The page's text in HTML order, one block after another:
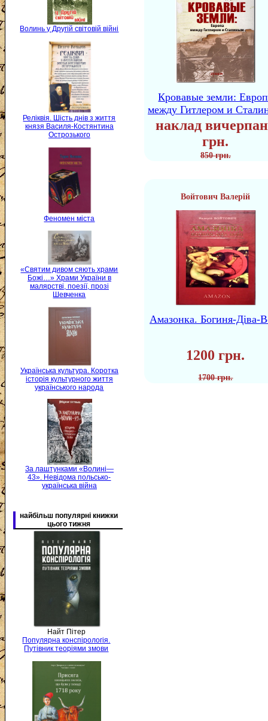
Волинь у Другій світовій війні
Реліквія. Шість днів з життя
князя Василя-Костянтина
Острозького
Феномен міста
«Святим дивом сяють храми
Божі…» Храми України в
малярстві, поезії, прозі
Шевченка
Українська культура. Коротка
історія культурного життя
українського народа
За лаштунками «Волині—
43». Невідома польсько-
українська війна
найбільш популярні книжки
цього тижня
Найт Пітер
Популярна конспірологія.
Путівник теоріями змови
Кровавые земли:
между Гитлером и
наклад
грн.
850 грн.
Войтович Валерій
Амазонка. Богиня-Діва-
1200 грн.
1700 грн.